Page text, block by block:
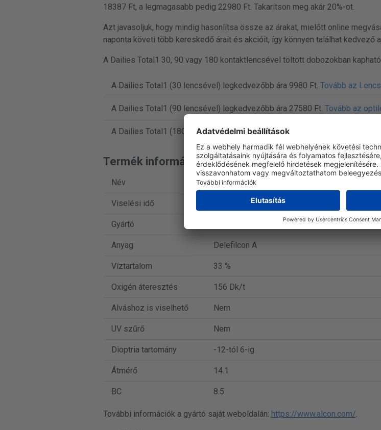
18387 Ft, a legmagasabb pedig 22980 Ft. Takarítson meg akár 20%-ot.
Azt javasoljuk, hogy mindig hasonlítsa össze az árakat, mielőtt online
naponta követi több kereskedő árait és akcióit, így könnyen találhat kedvező
A Dailies Total1 30, 90 vagy 180 kontaktlencsével töltött dobozokban
A Dailies Total1 (30 lencsével) legkedvezőbb ára 9980 Ft. Tovább az
A Dailies Total1 (90 lencsével) legkedvezőbb ára 27580 Ft. Tovább az
A Dailies Total1 (180 lencsével) legkedvezőbb ára 60750 Ft.
Termék információ
Név Dailies Total1
Viselési idő Napi lencse
Gyártó
Anyag Delefilcon A
Víztartalom 33 %
Oxigén áteresztés 156 Dk/t
Alváshoz is viselhető Nem
UV szűrő Nem
Dioptria tartomány -12-tól 6-ig
Átmérő 14.1
BC 8.5
További információk a gyártó saját weboldalán: https://www.alcon.com/.